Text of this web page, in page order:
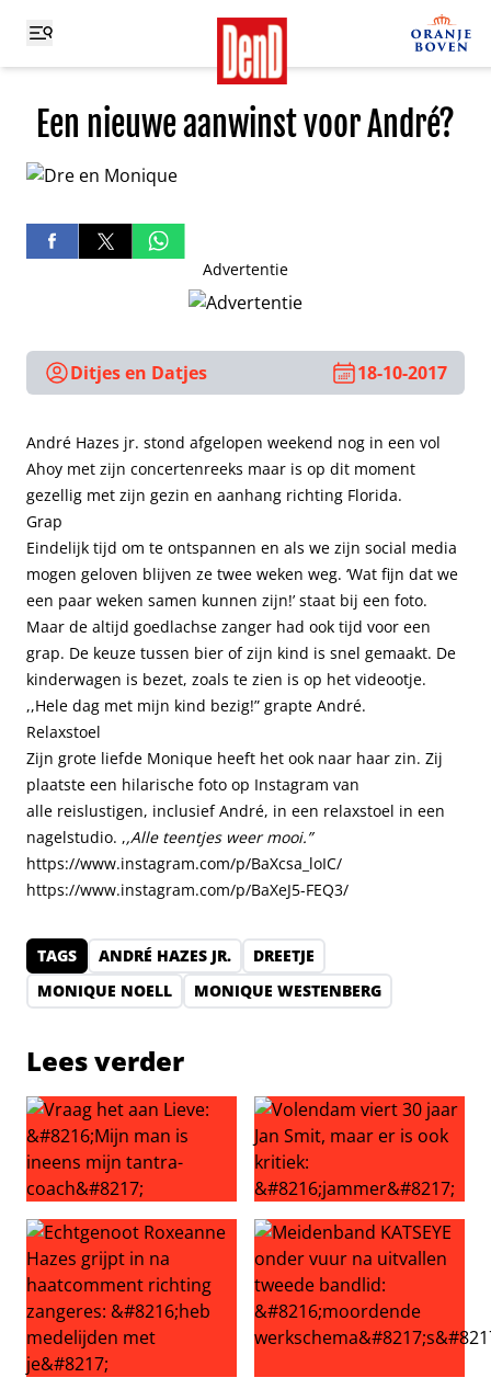
Een nieuwe aanwinst voor André?
Advertentie
Ditjes en Datjes 18-10-2017
André Hazes jr. stond afgelopen weekend nog in een vol
Ahoy met zijn concertenreeks maar is op dit moment
gezellig met zijn gezin en aanhang richting Florida.
Grap
Eindelijk tijd om te ontspannen en als we zijn social media
mogen geloven blijven ze twee weken weg. ‘Wat fijn dat we
een paar weken samen kunnen zijn!’ staat bij een foto.
Maar de altijd goedlachse zanger had ook tijd voor een
grap. De keuze tussen bier of zijn kind is snel gemaakt. De
kinderwagen is bezet, zoals te zien is op het videootje.
,,Hele dag met mijn kind bezig!” grapte André.
Relaxstoel
Zijn grote liefde Monique heeft het ook naar haar zin. Zij
plaatste een hilarische foto op Instagram van
alle reislustigen, inclusief André, in een relaxstoel in een
nagelstudio. ,,Alle teentjes weer mooi.”
https://www.instagram.com/p/BaXcsa_loIC/
https://www.instagram.com/p/BaXeJ5-FEQ3/
TAGS ANDRÉ HAZES JR.
DREETJE
MONIQUE NOELL
MONIQUE WESTENBERG
Lees verder
Vraag het aan Lieve: ‘Mijn man is ineens mijn tantra-
Volendam viert 30 jaar Jan